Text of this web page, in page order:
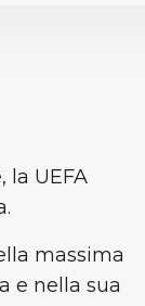
la UEFA
massima
e nella sua